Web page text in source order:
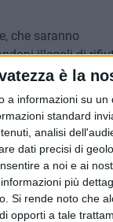
è la
a informazioni su
standard
analisi
dati precisi di
a noi e ai
più
Si rende noto che
opporti a tale
che saranno
illegali di
alta risoluzione
che collaborerà
alla
questione igiene